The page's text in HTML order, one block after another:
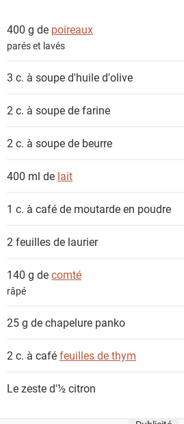
i
e
n
s
400 g de poireaux
parés et lavés
3 c. à souped'huile d'olive
2 c. à soupe defarine
2 c. à soupe de beurre
400 ml de lait
1 c. à café de moutarde en poudre
2 feuilles de laurier
140 g decomté
râpé
25 g dechapelure panko
2 c. à caféfeuilles de thym
Le zeste d'½ citron